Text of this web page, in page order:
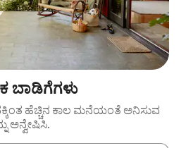
ಬಾಡಿಗೆಗಳು
ಹೆಚ್ಚಿನ ಕಾಲ ಮನೆಯಂತೆ ಅನಿಸುವ
ಅನ್ವೇಷಿಸಿ.